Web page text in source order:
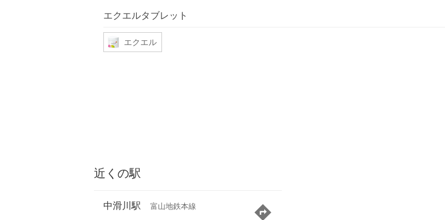
エクエルタブレット
エクエル
近くの駅
中滑川駅 富山地鉄本線